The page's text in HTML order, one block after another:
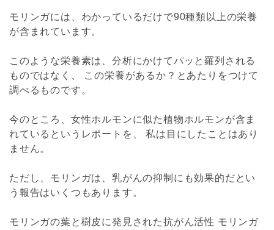
モリンガには、わかっているだけで90種類以上の栄養
が含まれています。
このような栄養素は、分析にかけてパッと羅列される
ものではなく、 この栄養があるか？とあたりをつけて
調べるものです。
今のところ、女性ホルモンに似た植物ホルモンが含ま
れているというレポートを、 私は目にしたことはあり
ません。
ただし、モリンガは、乳がんの抑制にも効果的だとい
う報告はいくつもあります。
モリンガの葉と樹皮に発見された抗がん活性 モリンガ